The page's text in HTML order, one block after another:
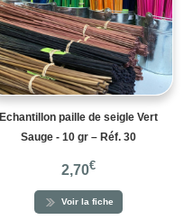
Echantillon paille de seigle Vert
Sauge - 10 gr – Réf. 30
2,70€
Voir la fiche